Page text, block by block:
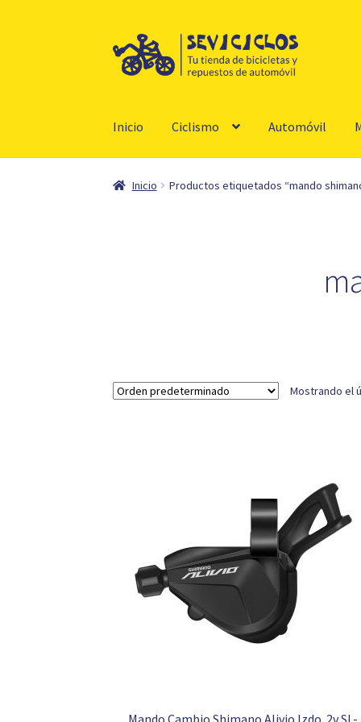
Ir
a
Ir
al
Inicio Ciclismo Automóvil
Inicio Productos etiquetados “mando
Mostrando el